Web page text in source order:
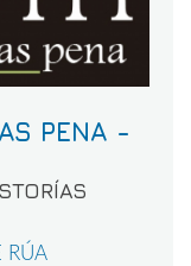
PENA -
RÚA